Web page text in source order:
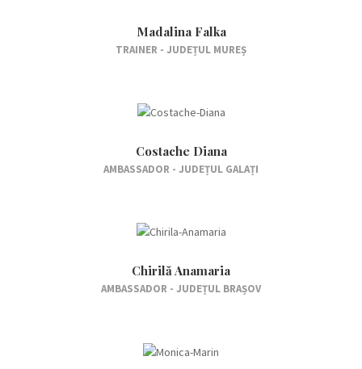
Madalina Falka
TRAINER - JUDEȚUL MUREȘ
Costache Diana
AMBASSADOR - JUDEȚUL GALAȚI
Chirilă Anamaria
AMBASSADOR - JUDEȚUL BRAȘOV